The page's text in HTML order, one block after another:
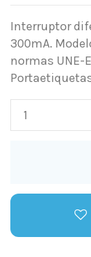
Interruptor
300mA.
normas UNE-